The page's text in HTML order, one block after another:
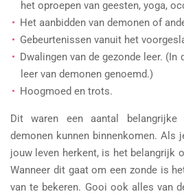
het oproepen van geesten, yoga,
Het aanbidden van demonen of
Gebeurtenissen vanuit het
Dwalingen van de gezonde leer.
leer van demonen genoemd.)
Hoogmoed en trots.
Dit waren een aantal belangrijke
demonen kunnen binnenkomen. Als
jouw leven herkent, is het belangrijk
Wanneer dit gaat om een zonde is
van te bekeren. Gooi ook alles van